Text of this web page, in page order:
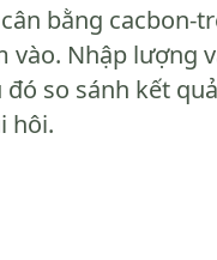
bằng cacbon-
Nhập lượng
so sánh kết
hôi.